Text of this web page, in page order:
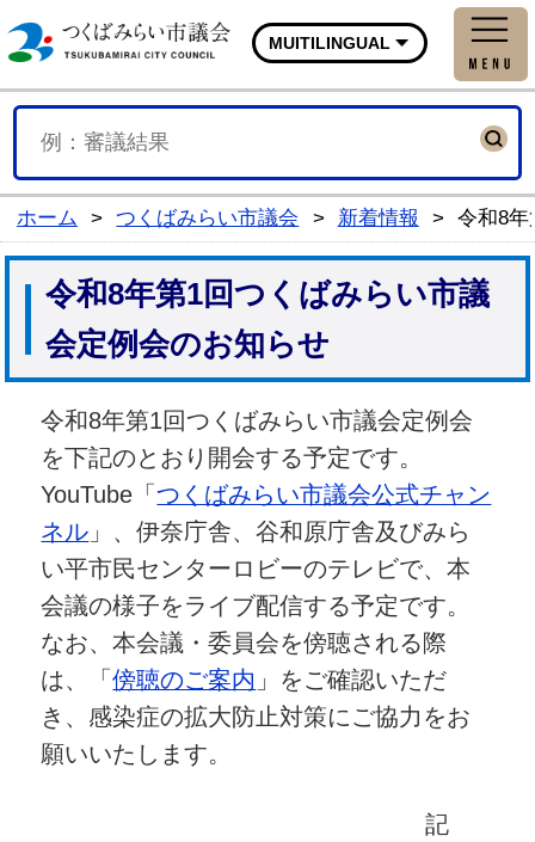
つくばみらい市議会公式
MUITILINGUAL
ホーム > つくばみらい市議会 > 新着情報 > 令和8年
令和8年第1回つくばみらい市議
会定例会のお知らせ
令和8年第1回つくばみらい市議会定例会
を下記のとおり開会する予定です。
YouTube「つくばみらい市議会公式チャン
ネル 」、伊奈庁舎、谷和原庁舎及びみら
い平市民センターロビーのテレビで、本
会議の様子をライブ配信する予定です。
なお、本会議・委員会を傍聴される際
は、「傍聴のご案内 」をご確認いただ
き、感染症の拡大防止対策にご協力をお
願いいたします。
記